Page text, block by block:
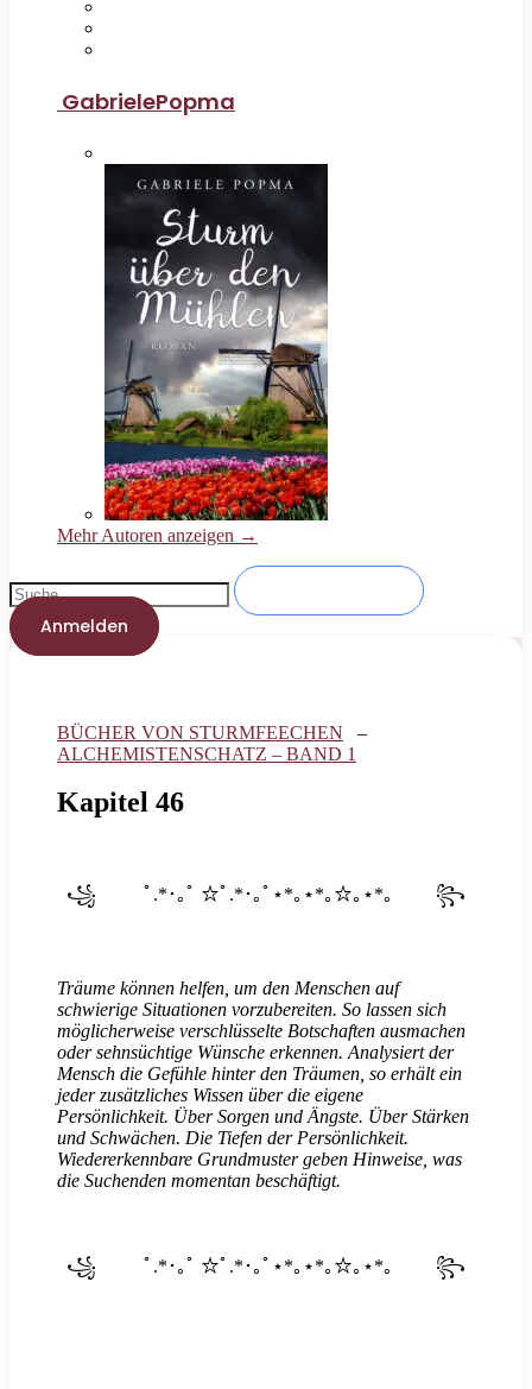
GabrielePopma
Mehr Autoren anzeigen →
Anmelden
BÜCHER VON STURMFEECHEN –
ALCHEMISTENSCHATZ – BAND 1
Kapitel 46
꧁ ﾟ.*･｡ﾟ ☆ﾟ.*･｡ﾟ⋆*｡⋆*｡☆｡⋆*｡ ꧂
Träume können helfen, um den Menschen auf
schwierige Situationen vorzubereiten. So lassen sich
möglicherweise verschlüsselte Botschaften ausmachen
oder sehnsüchtige Wünsche erkennen. Analysiert der
Mensch die Gefühle hinter den Träumen, so erhält ein
jeder zusätzliches Wissen über die eigene
Persönlichkeit. Über Sorgen und Ängste. Über Stärken
und Schwächen. Die Tiefen der Persönlichkeit.
Wiedererkennbare Grundmuster geben Hinweise, was
die Suchenden momentan beschäftigt.
꧁ ﾟ.*･｡ﾟ ☆ﾟ.*･｡ﾟ⋆*｡⋆*｡☆｡⋆*｡ ꧂